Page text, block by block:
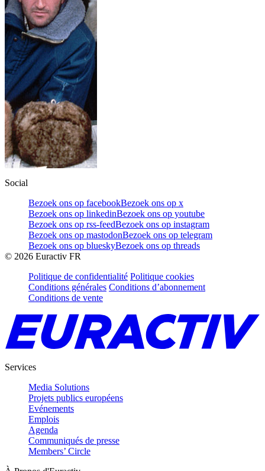
Social
Bezoek ons op facebookBezoek ons op x
Bezoek ons op linkedinBezoek ons op youtube
Bezoek ons op rss-feedBezoek ons op instagram
Bezoek ons op mastodonBezoek ons op telegram
Bezoek ons op blueskyBezoek ons op threads
© 2026 Euractiv FR
Politique de confidentialité Politique cookies
Conditions générales Conditions d’abonnement
Conditions de vente
Services
Media Solutions
Projets publics européens
Evénements
Emplois
Agenda
Communiqués de presse
Members’ Circle